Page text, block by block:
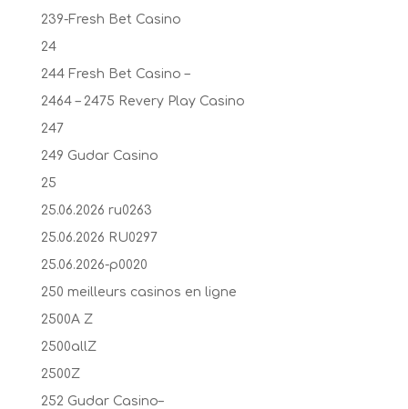
239-Fresh Bet Casino
24
244 Fresh Bet Casino –
2464 – 2475 Revery Play Casino
247
249 Gudar Casino
25
25.06.2026 ru0263
25.06.2026 RU0297
25.06.2026-p0020
250 meilleurs casinos en ligne
2500A Z
2500allZ
2500Z
252 Gudar Casino–